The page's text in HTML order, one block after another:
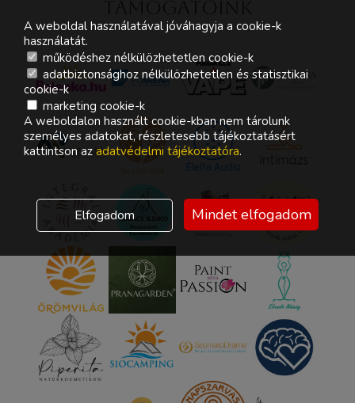
A weboldal használatával jóváhagyja a cookie-k
használatát.
működéshez nélkülözhetetlen cookie-k
adatbiztonsághoz nélkülözhetetlen és statisztikai
cookie-k
marketing cookie-k
A weboldalon használt cookie-kban nem tárolunk
személyes adatokat, részletesebb tájékoztatásért
kattintson az adatvédelmi tájékoztatóra.
Elfogadom Mindet elfogadom